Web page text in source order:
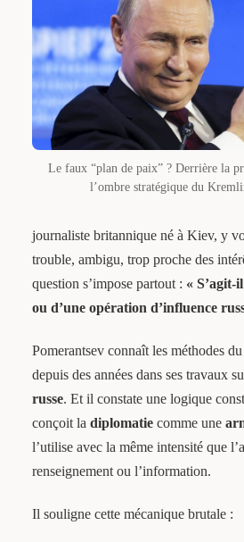
Le faux “plan de paix” ? Derrière la
l’ombre stratégique du
journaliste britannique né à Kiev, y
trouble, ambigu, trop proche des
question s’impose partout : « S’agit-
ou d’une opération d’influence
Pomerantsev connaît les méthodes
depuis des années dans ses travaux
russe. Et il constate une logique
conçoit la diplomatiecomme une
l’utilise avec la même intensité que
renseignement ou l’information.
Il souligne cette mécanique brutale :